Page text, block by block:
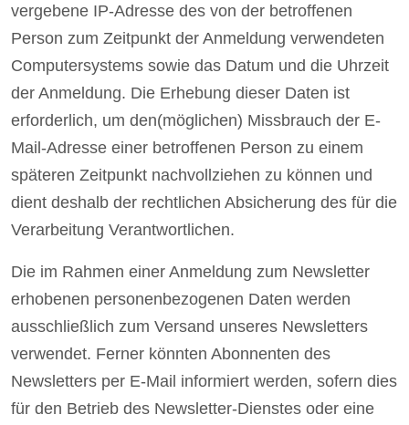
vergebene IP-Adresse des von der betroffenen
Person zum Zeitpunkt der Anmeldung verwendeten
Computersystems sowie das Datum und die Uhrzeit
der Anmeldung. Die Erhebung dieser Daten ist
erforderlich, um den(möglichen) Missbrauch der E-
Mail-Adresse einer betroffenen Person zu einem
späteren Zeitpunkt nachvollziehen zu können und
dient deshalb der rechtlichen Absicherung des für die
Verarbeitung Verantwortlichen.
Die im Rahmen einer Anmeldung zum Newsletter
erhobenen personenbezogenen Daten werden
ausschließlich zum Versand unseres Newsletters
verwendet. Ferner könnten Abonnenten des
Newsletters per E-Mail informiert werden, sofern dies
für den Betrieb des Newsletter-Dienstes oder eine